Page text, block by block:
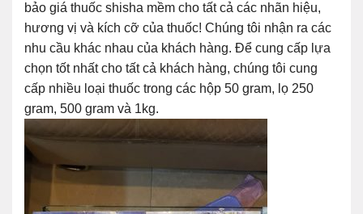
bảo giá thuốc shisha mềm cho tất cả các nhãn hiệu,
hương vị và kích cỡ của thuốc! Chúng tôi nhận ra các
nhu cầu khác nhau của khách hàng. Để cung cấp lựa
chọn tốt nhất cho tất cả khách hàng, chúng tôi cung
cấp nhiều loại thuốc trong các hộp 50 gram, lọ 250
gram, 500 gram và 1kg.